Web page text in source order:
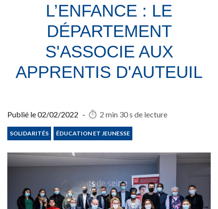
L’ENFANCE : LE
DÉPARTEMENT
S'ASSOCIE AUX
APPRENTIS D'AUTEUIL
Publié le02/02/2022 - 2 min 30 s de lecture
SOLIDARITÉS ÉDUCATION ET JEUNESSE